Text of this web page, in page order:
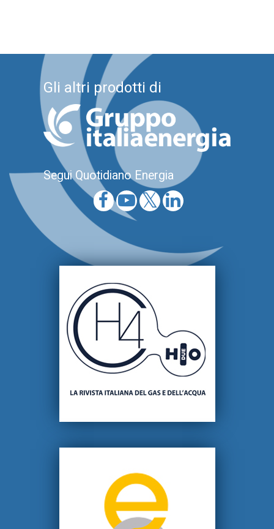
Gli altri prodotti di
Segui Quotidiano Energia